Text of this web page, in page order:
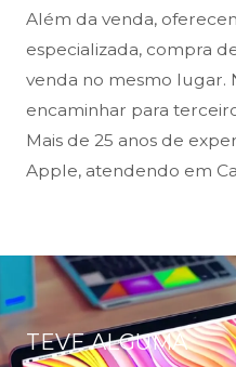
Além da venda,
especializada, compra
venda no mesmo lugar.
encaminhar para
Mais de 25 anos de
Apple, atendendo em
TEVE ALGUMA